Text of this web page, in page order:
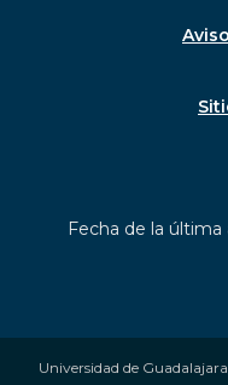
Fecha de la
Universidad de